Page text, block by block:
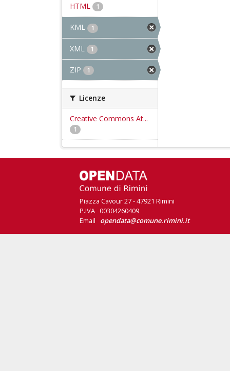
HTML 1
KML 1
XML 1
ZIP 1
Licenze
Creative Commons At...
1
Piazza Cavour 27 - 47921 Rimini
P.IVA 00304260409
Email opendata@comune.rimini.it